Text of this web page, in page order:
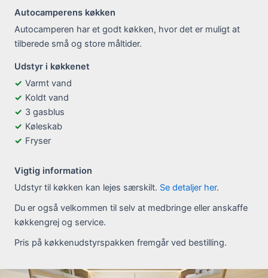
Autocamperens køkken
Autocamperen har et godt køkken, hvor det er muligt at
tilberede små og store måltider.
Udstyr i køkkenet
Varmt vand
Koldt vand
3 gasblus
Køleskab
Fryser
Vigtig information
Udstyr til køkken kan lejes særskilt. Se detaljer her.
Du er også velkommen til selv at medbringe eller anskaffe
køkkengrej og service.
Pris på køkkenudstyrspakken fremgår ved bestilling.